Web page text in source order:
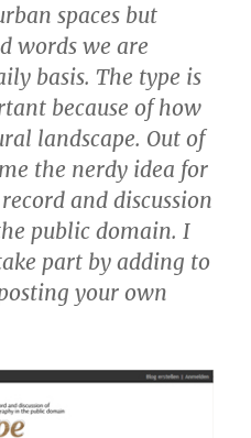
spaces but
words we are
basis. The type is
because of how
landscape. Out of
the nerdy idea for
and discussion
public domain. I
part by adding to
your own